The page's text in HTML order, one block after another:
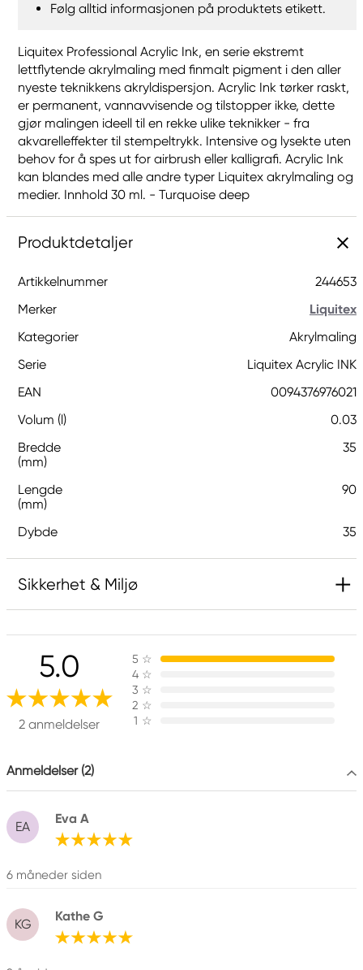
Følg alltid informasjonen på produktets etikett.
Liquitex Professional Acrylic Ink, en serie ekstremt
lettflytende akrylmaling med finmalt pigment i den aller
nyeste teknikkens akryldispersjon. Acrylic Ink tørker raskt,
er permanent, vannavvisende og tilstopper ikke, dette
gjør malingen ideell til en rekke ulike teknikker - fra
akvarelleffekter til stempeltrykk. Intensive og lysekte uten
behov for å spes ut for airbrush eller kalligrafi. Acrylic Ink
kan blandes med alle andre typer Liquitex akrylmaling og
medier. Innhold 30 ml. - Turquoise deep
Produktdetaljer
Artikkelnummer
244653
Merker
Liquitex
Kategorier
Akrylmaling
Serie
Liquitex Acrylic INK
EAN
0094376976021
Volum (l)
0.03
Bredde
(mm)
35
Lengde
(mm)
90
Dybde 35
Sikkerhet & Miljø
Indeholder 1,2-benzisotiazol-3(2H)-on (biocid).
Kan gi en allergisk reaksjon.
Inneholder 2-methyl-1,2-benzothiazol-3(2H)-on;
[MBIT]. Kan gi en allergisk reaksjon.
Liquitex
COLART NORTHERN EUROPE GMBH
619 30 Trosa, Sweden
info@colart.se
5.0
2 anmeldelser
5 ☆
4 ☆
3 ☆
2 ☆
1 ☆
Anmeldelser (2)
EA
Eva A
6 måneder siden
KG
Kathe G